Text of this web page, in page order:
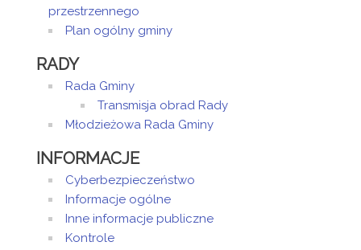
przestrzennego
Plan ogólny gminy
RADY
Rada Gminy
Transmisja obrad Rady
Młodzieżowa Rada Gminy
INFORMACJE
Cyberbezpieczeństwo
Informacje ogólne
Inne informacje publiczne
Kontrole